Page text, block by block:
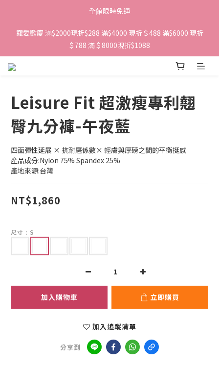
全館限時免運
寵愛歡慶 滿$2000現折$288 滿$4000 現折＄488 滿$6000 現折
＄788 滿＄8000現折$1088
Leisure Fit 超激瘦專利翹
臀九分褲-午夜藍
四面彈性延展 × 抗耐磨係數× 輕膚與厚磅之間的平衡挺感
產品成分:Nylon 75% Spandex 25%
產地來源:台灣
NT$1,860
尺寸 : S
加入購物車 立即購買
加入追蹤清單
分享到